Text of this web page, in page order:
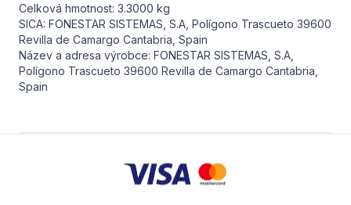
Celková hmotnost: 3.3000 kg
SICA: FONESTAR SISTEMAS, S.A, Polígono Trascueto 39600
Revilla de Camargo Cantabria, Spain
Název a adresa výrobce: FONESTAR SISTEMAS, S.A,
Polígono Trascueto 39600 Revilla de Camargo Cantabria,
Spain